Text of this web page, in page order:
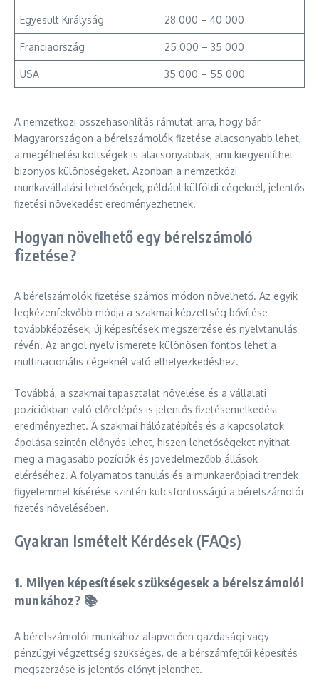
Egyesült Királyság 28 000 – 40 000
Franciaország 25 000 – 35 000
USA 35 000 – 55 000
A nemzetközi összehasonlítás rámutat arra, hogy bár
Magyarországon a bérelszámolók fizetése alacsonyabb lehet,
a megélhetési költségek is alacsonyabbak, ami kiegyenlíthet
bizonyos különbségeket. Azonban a nemzetközi
munkavállalási lehetőségek, például külföldi cégeknél, jelentős
fizetési növekedést eredményezhetnek.
Hogyan növelhető egy bérelszámoló
fizetése?
A bérelszámolók fizetése számos módon növelhető. Az egyik
legkézenfekvőbb módja a szakmai képzettség bővítése
továbbképzések, új képesítések megszerzése és nyelvtanulás
révén. Az angol nyelv ismerete különösen fontos lehet a
multinacionális cégeknél való elhelyezkedéshez.
Továbbá, a szakmai tapasztalat növelése és a vállalati
pozíciókban való előrelépés is jelentős fizetésemelkedést
eredményezhet. A szakmai hálózatépítés és a kapcsolatok
ápolása szintén előnyös lehet, hiszen lehetőségeket nyithat
meg a magasabb pozíciók és jövedelmezőbb állások
eléréséhez. A folyamatos tanulás és a munkaerőpiaci trendek
figyelemmel kísérése szintén kulcsfontosságú a bérelszámolói
fizetés növelésében.
Gyakran Ismételt Kérdések (FAQs)
1. Milyen képesítések szükségesek a bérelszámolói
munkához? 📚
A bérelszámolói munkához alapvetően gazdasági vagy
pénzügyi végzettség szükséges, de a bérszámfejtői képesítés
megszerzése is jelentős előnyt jelenthet.